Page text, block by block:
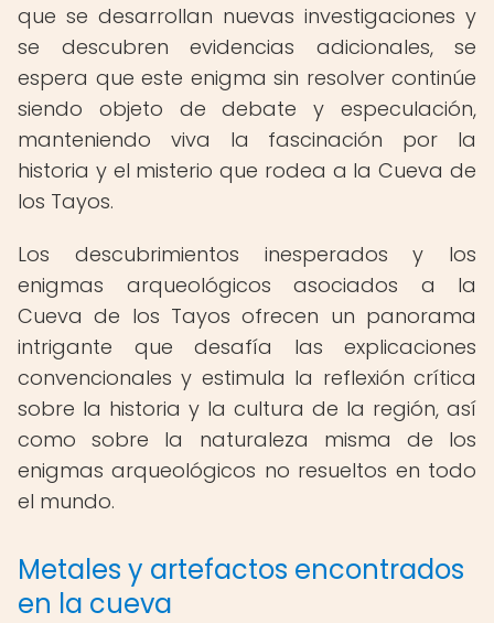
que se desarrollan nuevas investigaciones y
se descubren evidencias adicionales, se
espera que este enigma sin resolver continúe
siendo objeto de debate y especulación,
manteniendo viva la fascinación por la
historia y el misterio que rodea a la Cueva de
los Tayos.
Los descubrimientos inesperados y los
enigmas arqueológicos asociados a la
Cueva de los Tayos ofrecen un panorama
intrigante que desafía las explicaciones
convencionales y estimula la reflexión crítica
sobre la historia y la cultura de la región, así
como sobre la naturaleza misma de los
enigmas arqueológicos no resueltos en todo
el mundo.
Metales y artefactos encontrados
en la cueva